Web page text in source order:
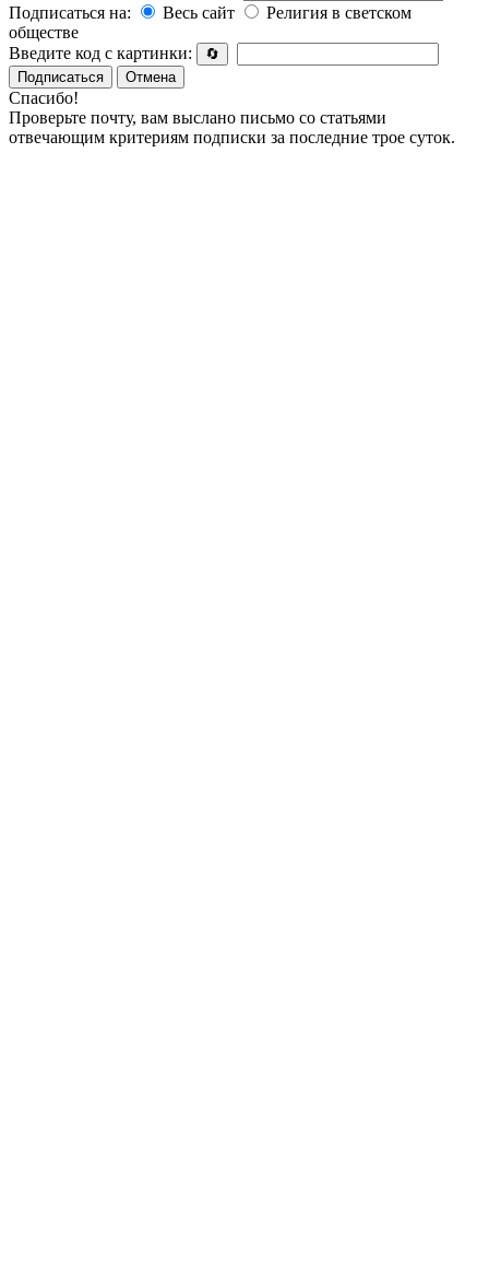
Подписаться на:
Весь сайт
Религия в светском
обществе
Введите код с картинки:
🔄
Подписаться
Отмена
Спасибо!
Проверьте почту, вам выслано письмо со статьями
отвечающим критериям подписки за последние трое суток.